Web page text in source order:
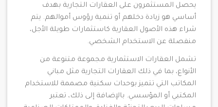
يحصل المستثمرون على العقارات التجارية بهدف
أساسي هو زيادة دخلهم أو تنمية رؤوس أموالهم. يتم
شراء هذه الأصول العقارية كاستثمارات طويلة الأجل،
منفصلة عن الاستخدام الشخصي.
تشمل العقارات الاستثمارية مجموعة متنوعة من
الأنواع، بما في ذلك العقارات التجارية مثل مباني
المكاتب التي تتميز بوحدات سكنية مصممة للاستخدام
المكتبي أو المؤسسي. بالإضافة إلى ذلك، تعتبر